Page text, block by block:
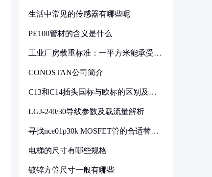
生活中常见的传感器有哪些呢
PE100管材的含义是什么
工业厂房载重标准：一平方米能承受多
CONOSTAN公司简介
C13和C14插头国标与欧标的区别及其
LGJ-240/30导线参数及载流量解析
寻找nce01p30k MOSFET管的合适替代
电梯的尺寸有哪些规格
镀锌方管尺寸一般有哪些